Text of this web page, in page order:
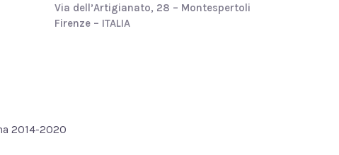
Via dell’Artigianato, 28 – Montespertoli
Firenze – ITALIA
2014-2020